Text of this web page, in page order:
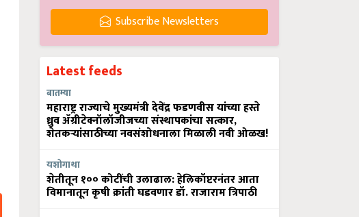
Subscribe Newsletters
Latest feeds
बातम्या
महाराष्ट्र राज्याचे मुख्यमंत्री देवेंद्र फडणवीस यांच्या हस्ते
ध्रुव ॲग्रीटेक्नॉलॉजीजच्या संस्थापकांचा सत्कार,
शेतकऱ्यांसाठीच्या नवसंशोधनाला मिळाली नवी ओळख!
यशोगाथा
शेतीतून १०० कोटींची उलाढाल: हेलिकॉप्टरनंतर आता
विमानातून कृषी क्रांती घडवणार डॉ. राजाराम त्रिपाठी